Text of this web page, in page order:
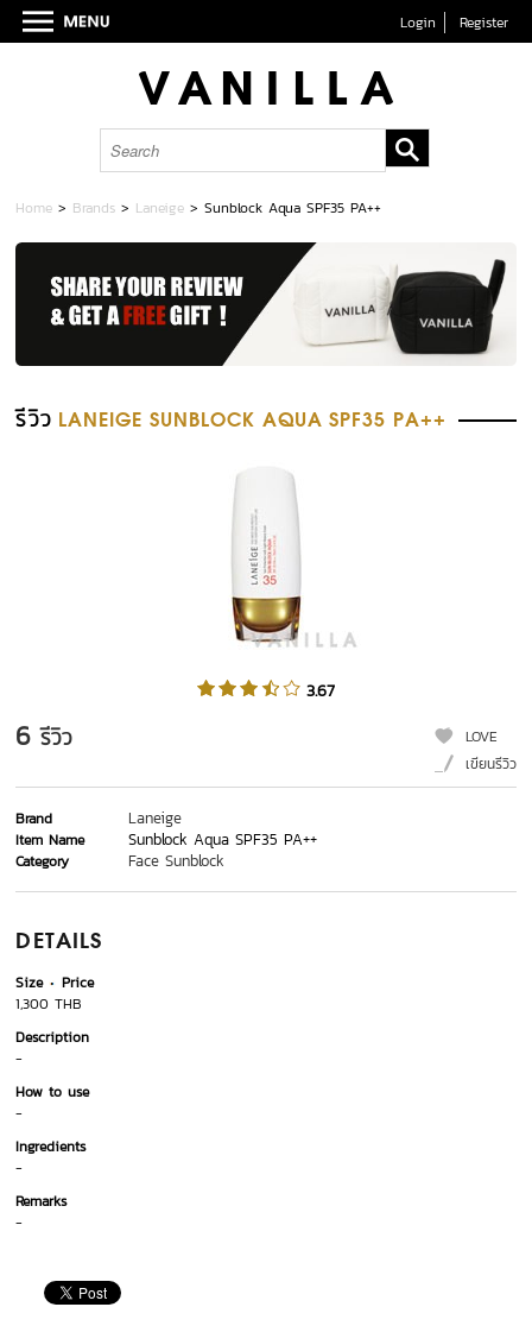
Login Register
Home > Brands > Laneige >Sunblock Aqua SPF35 PA++
รีวิว LANEIGE SUNBLOCK AQUA SPF35 PA++
3.67
6 รีวิว
LOVE
เขียนรีวิว
Brand Laneige
Item Name Sunblock Aqua SPF35 PA++
Category Face Sunblock
DETAILS
Size
Price
1,300 THB
Description
-
How to use
-
Ingredients
-
Remarks
-